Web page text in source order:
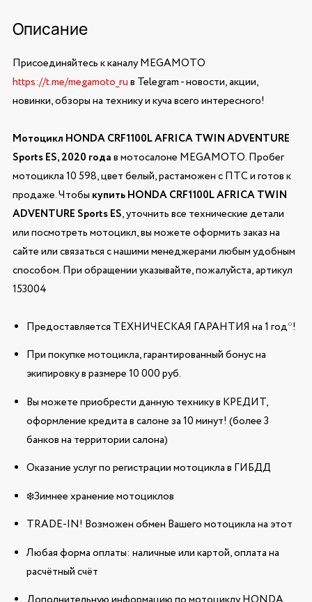
Описание
Присоединяйтесь к каналу MEGAMOTO
https://t.me/megamoto_ruв Telegram - новости, акции,
новинки, обзоры на технику и куча всего интересного!
Мотоцикл HONDA CRF1100L AFRICA TWIN ADVENTURE
Sports ES, 2020 годав мотосалоне MEGAMOTO. Пробег
мотоцикла 10 598, цвет белый, растаможен с ПТС и готов к
продаже. Чтобы купить HONDA CRF1100L AFRICA TWIN
ADVENTURE Sports ES, уточнить все технические детали
или посмотреть мотоцикл, вы можете оформить заказ на
сайте или связаться с нашими менеджерами любым удобным
способом. При обращении указывайте, пожалуйста, артикул
153004
Предоставляется ТЕХНИЧЕСКАЯ ГАРАНТИЯ на 1 год*!
При покупке мотоцикла, гарантированный бонус на
экипировку в размере 10 000 руб.
Вы можете приобрести данную технику в КРЕДИТ,
оформление кредита в салоне за 10 минут! (более 3
банков на территории салона)
Оказание услуг по регистрации мотоцикла в ГИБДД
❄️Зимнее хранение мотоциклов
TRADE-IN! Возможен обмен Вашего мотоцикла на этот
Любая форма оплаты: наличные или картой, оплата на
расчётный счёт